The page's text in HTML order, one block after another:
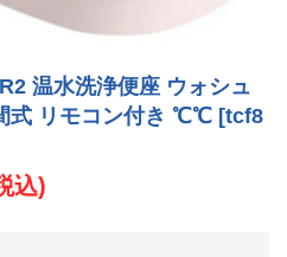
温水洗浄便座 ウォシュ
式 リモコン付き ℃℃ [tcf8
込)